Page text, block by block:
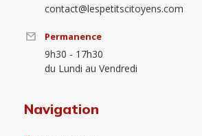
contact@lespetitscitoyens.com
Permanence
9h30 - 17h30
du Lundi au Vendredi
Navigation